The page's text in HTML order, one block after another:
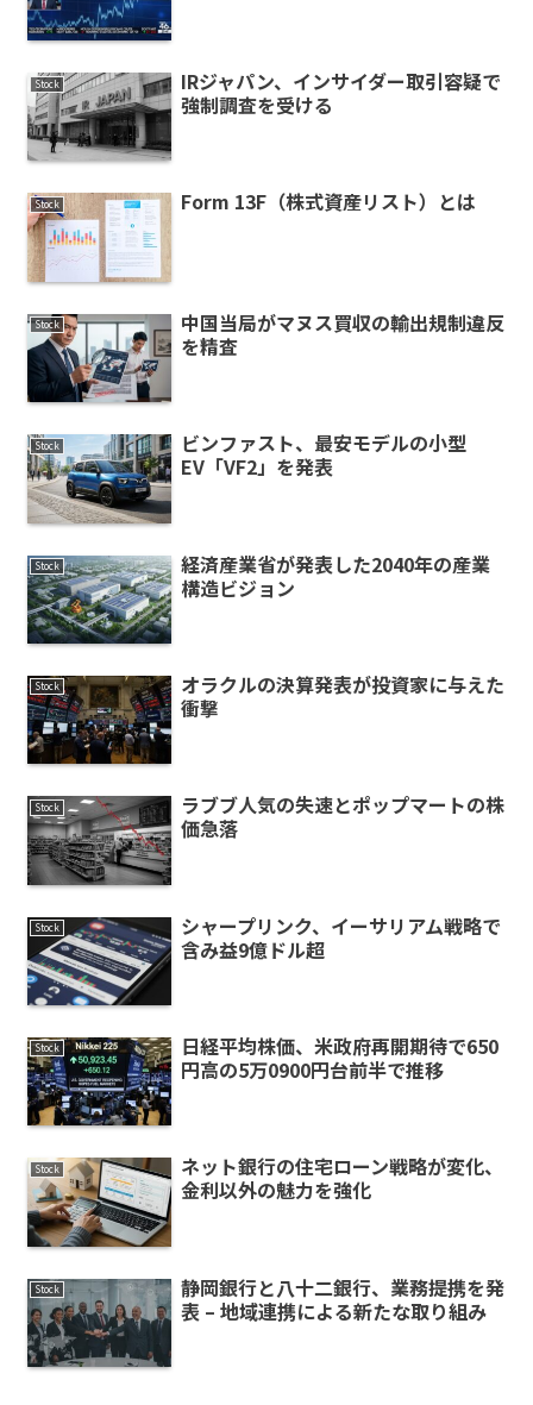
Stock
IRジャパン、インサイダー取引容疑で
強制調査を受ける
Stock Form 13F（株式資産リスト）とは
Stock
中国当局がマヌス買収の輸出規制違反
を精査
Stock
ビンファスト、最安モデルの小型
EV「VF2」を発表
Stock
経済産業省が発表した2040年の産業
構造ビジョン
Stock
オラクルの決算発表が投資家に与えた
衝撃
Stock
ラブブ人気の失速とポップマートの株
価急落
Stock
シャープリンク、イーサリアム戦略で
含み益9億ドル超
Stock
日経平均株価、米政府再開期待で650
円高の5万0900円台前半で推移
Stock
ネット銀行の住宅ローン戦略が変化、
金利以外の魅力を強化
Stock
静岡銀行と八十二銀行、業務提携を発
表 – 地域連携による新たな取り組み